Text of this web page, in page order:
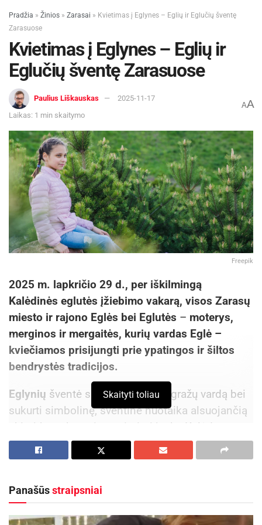
Pradžia » Žinios » Zarasai » Kvietimas į Eglynes – Eglių ir Eglučių šventę
Zarasuose
Kvietimas į Eglynes – Eglių ir
Eglučių šventę Zarasuose
Paulius Liškauskas
2025-11-17
Laikas: 1 min skaitymo
AA
Freepik
2025 m. lapkričio 29 d., per iškilmingą
Kalėdinės eglutės įžiebimo vakarą, visos Zarasų
miesto ir rajono Eglės bei Eglutės – moterys,
merginos ir mergaitės, kurių vardas Eglė –
kviečiamos prisijungti prie ypatingos ir šiltos
bendrystės tradicijos.
Eglynių šventė skirta pagerbti šį gražų vardą bei
sukurti simbolinę, šventine nuotaika alsuojančią
akimirką, o kartu ir sustiprinti jaukų Kalėdų
laukimą. Šiai progai kviečiame atvyktišventiškai
pasipuošusias, ypač Kalėdine atributika – taip
Aktualios
Skaityti toliau
Panašūsstraipsniai